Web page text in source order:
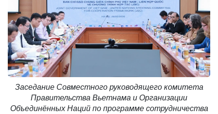
Заседание Совместного руководящего комитета
Правительства Вьетнама и Организации
Объединённых Наций по программе сотрудничества